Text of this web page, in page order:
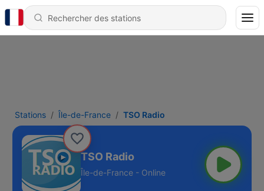
Stations Île-de-France TSO Radio
TSO Radio
Île-de-France - Online